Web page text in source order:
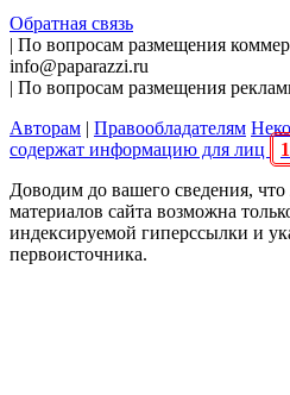
Обратная связь
| По вопросам размещения
info@paparazzi.ru
| По вопросам размещения
Авторам | Правообладателям
содержат информацию для лиц
Доводим до вашего сведения, что
материалов сайта возможна
индексируемой гиперссылки и
первоисточника.